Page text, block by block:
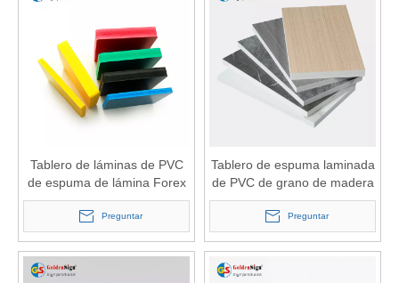
Tablero de láminas de PVC
de espuma de lámina Forex
de PVC de color blanco de 1-
40 mm
Preguntar
Tablero de espuma laminada
de PVC de grano de madera
Goldensign para paneles de
pared
Preguntar